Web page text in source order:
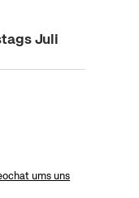
Juli
ums uns